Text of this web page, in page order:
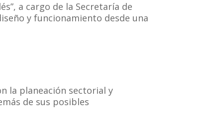
a cargo de la Secretaría de
y funcionamiento desde una
la planeación sectorial y
de sus posibles